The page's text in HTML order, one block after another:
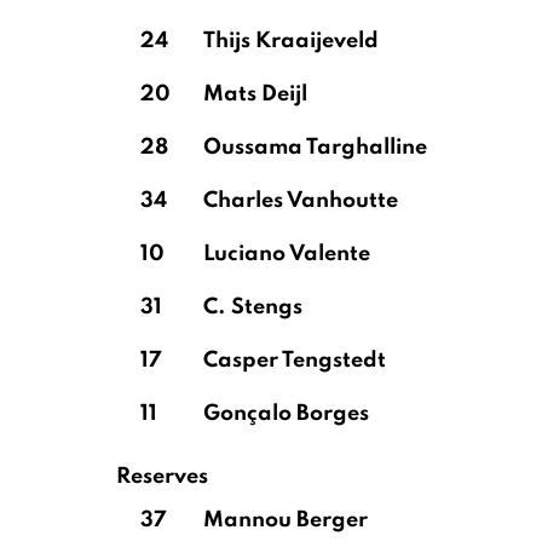
24 Thijs Kraaijeveld
20 Mats Deijl
28 Oussama Targhalline
34 Charles Vanhoutte
10 Luciano Valente
31 C. Stengs
17 Casper Tengstedt
11 Gonçalo Borges
Reserves
37
Mannou Berger